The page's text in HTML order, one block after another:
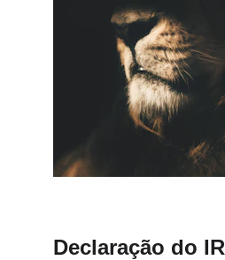
Declaração do